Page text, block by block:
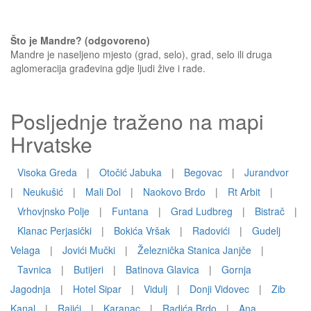
Što je Mandre? (odgovoreno)
Mandre je naseljeno mjesto (grad, selo), grad, selo ili druga
aglomeracija građevina gdje ljudi žive i rade.
Posljednje traženo na mapi
Hrvatske
Visoka Greda | Otočić Jabuka | Begovac |
Jurandvor
|
Neukušić | Mali Dol | Naokovo Brdo | Rt Arbit
|
Vrhovjnsko Polje
| Funtana | Grad Ludbreg | Bistrač
|
Klanac Perjasički
| Bokića Vršak | Radovići |
Gudelj
Velaga
| Jovići Mučki | Železnička Stanica Janjče
|
Tavnica
| Butijeri | Batinova Glavica |
Gornja
Jagodnja
| Hotel Sipar | Vidulj | Donji Vidovec |
Zib
Kanal
| Rajići | Karanac | Radića Brdo | Ana